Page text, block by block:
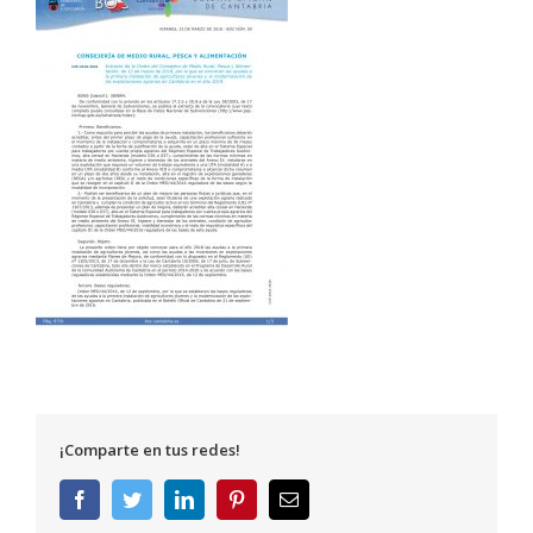
¡Comparte en tus redes!
FacebookTwitterLinkedInPinterestCorreo
electrónico